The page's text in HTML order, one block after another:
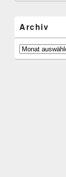
Archiv
Archiv